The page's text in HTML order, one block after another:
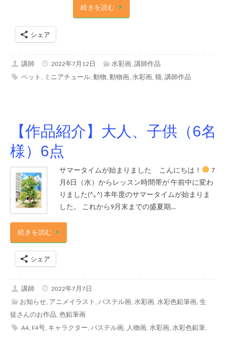
続きを読む
シェア
講師 2022年7月12日 水彩画, 講師作品
ペット , ミニアチュール, 動物 , 動物画, 水彩画, 猫, 講師作品
【作品紹介】大人、子供（6名
様）6点
サマータイムが始まりました こんにちは！
7
月6日（水）からレッスン時間帯が 午前中に変わ
りました(^｡^) 本年度のサマータイムが始まりま
した。 これから9月末までの盛夏期…
続きを読む
シェア
講師
2022年7月7日
お知らせ, アニメイラスト , パステル画, 水彩画, 水彩色鉛筆画, 生
徒さんのお作品, 色鉛筆画
A4, F4号, キャラクター, パステル画, 人物画, 水彩画, 水彩色鉛筆,